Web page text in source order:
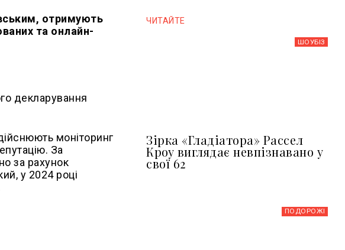
отримують
та онлайн-
декларування
моніторинг
За
за рахунок
у 2024 році
ЧИТАЙТЕ
ШОУБIЗ
Зірка «Гладіатора» Рассел
Кроу виглядає невпізнавано у
свої 62
ПОДОРОЖІ